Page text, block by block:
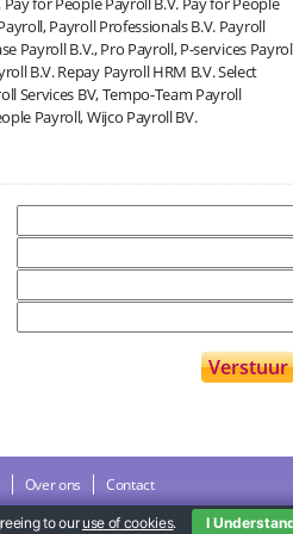
Payroll Professionals B.V. Payroll
Payroll B.V., Pro Payroll, P-services
B.V. Repay Payroll HRM B.V. Select
Services BV, Tempo-Team Payroll
Payroll, Wijco Payroll BV.
Over ons Contact
to ouruse of cookies. I